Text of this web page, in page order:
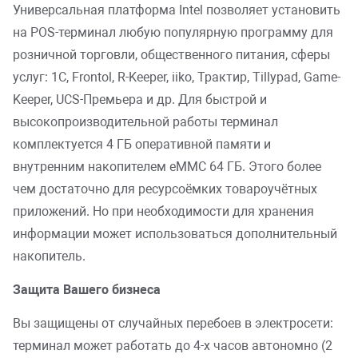
Универсальная платформа Intel позволяет установить
на POS-терминал любую популярную программу для
розничной торговли, общественного питания, сферы
услуг: 1C, Frontol, R-Keeper, iiko, Трактир, Tillypad, Game-
Keeper, UCS-Премьера и др. Для быстрой и
высокопроизводительной работы терминал
комплектуется 4 ГБ оперативной памяти и
внутренним накопителем eMMC 64 ГБ. Этого более
чем достаточно для ресурсоёмких товароучётных
приложений. Но при необходимости для хранения
информации может использоваться дополнительный
накопитель.
Защита Вашего бизнеса
Вы защищены от случайных перебоев в электросети:
терминал может работать до 4-х часов автономно (2